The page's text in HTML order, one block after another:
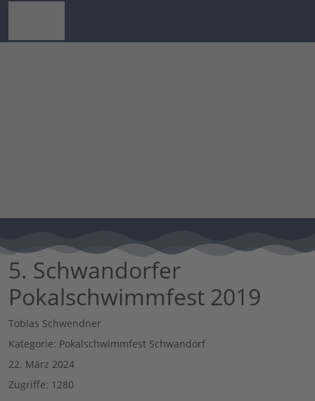
5. Schwandorfer
Pokalschwimmfest 2019
Tobias Schwendner
Kategorie: Pokalschwimmfest Schwandorf
22. März 2024
Zugriffe: 1280